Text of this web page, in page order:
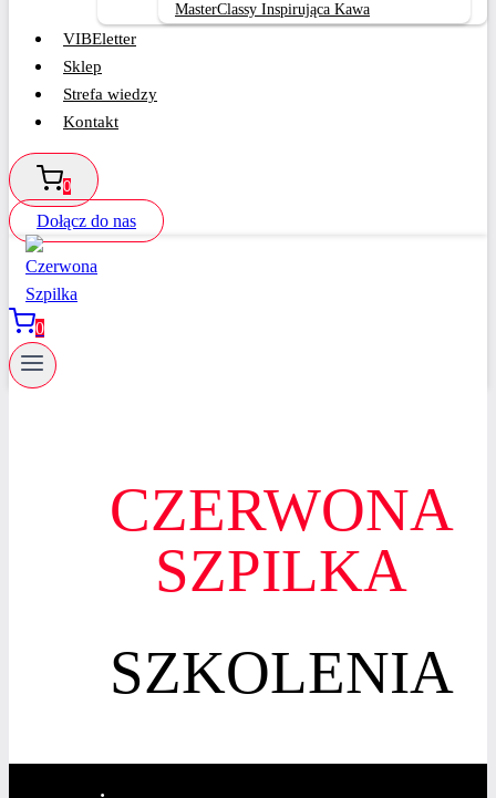
MasterClassy Inspirująca Kawa
VIBEletter
Sklep
Strefa wiedzy
Kontakt
0
Dołącz do nas
0
CZERWONA
SZPILKA
SZKOLENIA